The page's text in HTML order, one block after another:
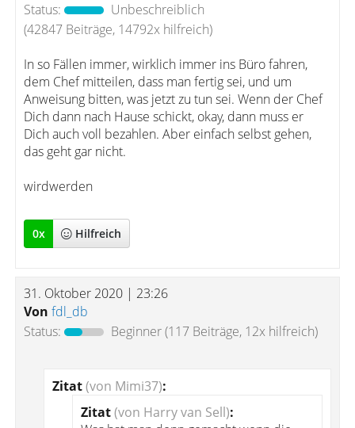
Status:
Unbeschreiblich
(42847 Beiträge, 14792x hilfreich)
In so Fällen immer, wirklich immer ins Büro fahren,
dem Chef mitteilen, dass man fertig sei, und um
Anweisung bitten, was jetzt zu tun sei. Wenn der Chef
Dich dann nach Hause schickt, okay, dann muss er
Dich auch voll bezahlen. Aber einfach selbst gehen,
das geht gar nicht.
wirdwerden
0x Hilfreich
31. Oktober 2020 | 23:26
Von fdl_db
Status:
Beginner(117 Beiträge, 12x hilfreich)
Zitat(von Mimi37):
Zitat(von Harry van Sell):